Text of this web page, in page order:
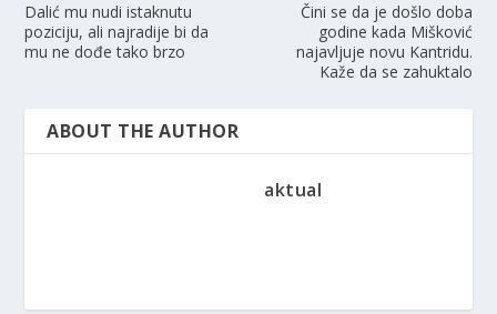
Dalić mu nudi istaknutu
poziciju, ali najradije bi da
mu ne dođe tako brzo
Čini se da je došlo doba
godine kada Mišković
najavljuje novu Kantridu.
Kaže da se zahuktalo
ABOUT THE AUTHOR
aktual